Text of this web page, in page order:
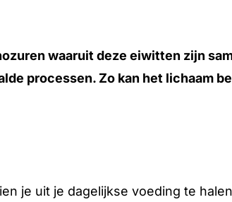
waaruit deze eiwitten zijn
processen. Zo kan het lichaam
je uit je dagelijkse voeding te